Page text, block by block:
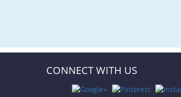
CONNECT WITH US